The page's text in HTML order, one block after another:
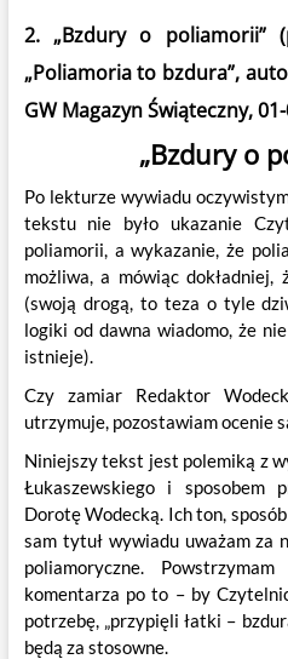
2. „Bzdury o poliamorii”
„Poliamoria to bzdura”,
GW Magazyn Świąteczny,
„Bzdury o
Po lekturze wywiadu
tekstu nie było ukazanie
poliamorii, a wykazanie, że
możliwa, a mówiąc
(swoją drogą, to teza o tyle
logiki od dawna wiadomo, że
istnieje).
Czy zamiar Redaktor
utrzymuje, pozostawiam ocenie
Niniejszy tekst jest polemiką z
Łukaszewskiego i sposobem
Dorotę Wodecką. Ich ton,
sam tytuł wywiadu uważam za
poliamoryczne.
komentarza po to – by
potrzebę, „przypięli łatki –
będą za stosowne.